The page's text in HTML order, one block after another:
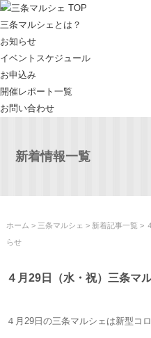
三条マルシェ TOP
三条マルシェとは？
お知らせ
イベントスケジュール
お申込み
開催レポート一覧
お問い合わせ
新着情報一覧
ホーム > 三条マルシェ > 新着記事一覧 >
らせ
４月29日（水・祝）三条マ
４月29日の三条マルシェは新型コ